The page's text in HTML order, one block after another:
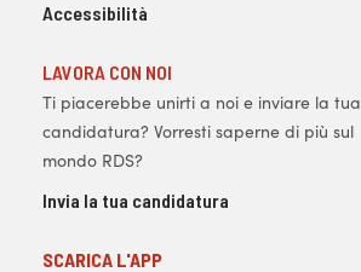
Accessibilità
LAVORA CON NOI
Ti piacerebbe unirti a noi e inviare la tua
candidatura? Vorresti saperne di più sul
mondo RDS?
Invia la tua candidatura
SCARICA L'APP